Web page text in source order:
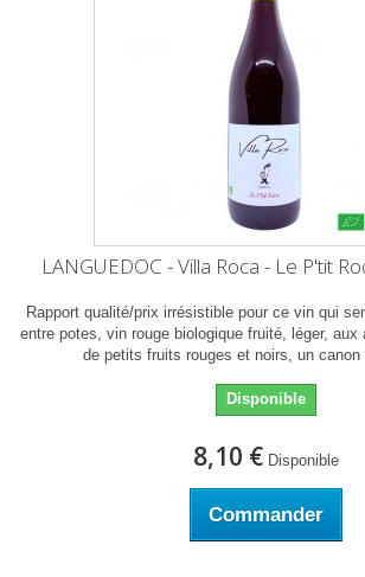
LANGUEDOC - Villa Roca - Le P'tit
Rapport qualité/prix irrésistible pour ce vin qui
entre potes, vin rouge biologique fruité, léger, aux
de petits fruits rouges et noirs, un
Disponible
8,10 € Disponible
Commander